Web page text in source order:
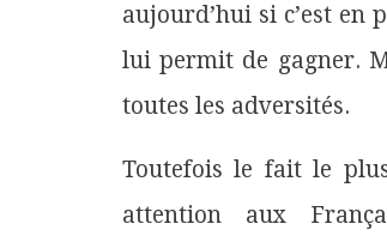
aujourd’hui si c’est
lui permit de gagner.
toutes les adversités.
Toutefois le fait le
attention aux